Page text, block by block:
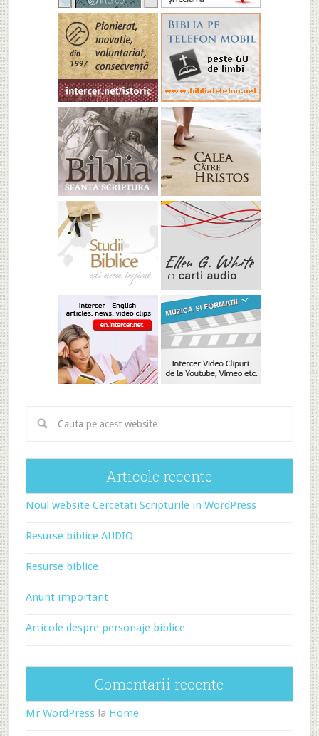
Articole recente
Noul website Cercetati Scripturile in WordPress
Resurse biblice AUDIO
Resurse biblice
Anunt important
Articole despre personaje biblice
Comentarii recente
Mr WordPressla Home